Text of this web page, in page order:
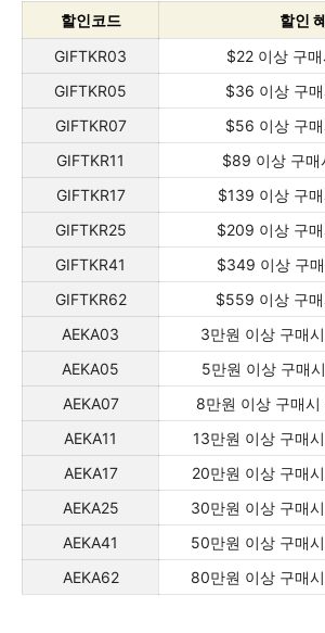
할인코드
할인
GIFTKR03
$22 이상 구
GIFTKR05
$36 이상 구
GIFTKR07
$56 이상 구
GIFTKR11
$89 이상 구매
GIFTKR17
$139 이상 구
GIFTKR25
$209 이상 구
GIFTKR41
$349 이상 구
GIFTKR62
$559 이상 구
AEKA03
3만원 이상 구매
AEKA05
5만원 이상 구매
AEKA07
8만원 이상 구매
AEKA11
13만원 이상 구매
AEKA17
20만원 이상 구매
AEKA25
30만원 이상 구매
AEKA41
50만원 이상 구매
AEKA62
80만원 이상 구매